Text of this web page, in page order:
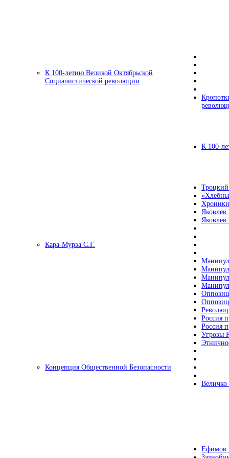
К 100-летию Великой Октябрьской
Социалистической революции
К 100-
Кара-Мурза С.Г.
Россия
Россия
Угрозы
Концепция Общественной Безопасности
Ефимов